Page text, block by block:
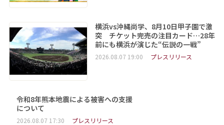
横浜vs沖縄尚学、8月10日甲子園で激
突 チケット完売の注目カード…28年
前にも横浜が演じた“伝説の一戦”
2026.08.07 19:00 プレスリリース
令和8年熊本地震による被害への支援
について
2026.08.07 17:30 プレスリリース